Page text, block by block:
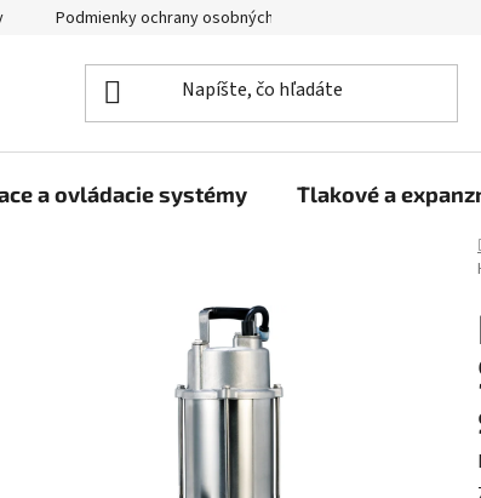
Podmienky ochrany osobných údajov
a ovládacie systémy Tlakové a